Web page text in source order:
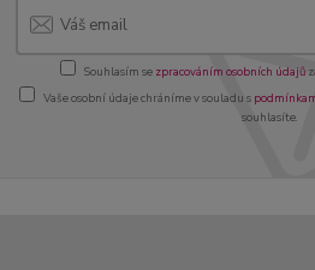
Souhlasím se zpracováním osobních údajů
Vaše osobní údaje chráníme v souladu s
souhlasíte.